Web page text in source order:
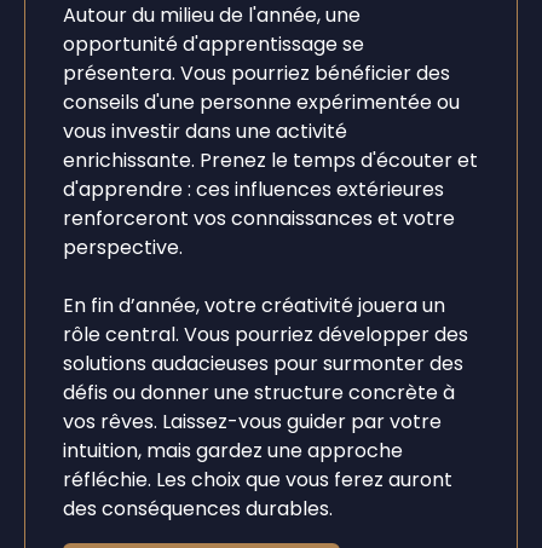
Autour du milieu de l'année, une
opportunité d'apprentissage se
présentera. Vous pourriez bénéficier des
conseils d'une personne expérimentée ou
vous investir dans une activité
enrichissante. Prenez le temps d'écouter et
d'apprendre : ces influences extérieures
renforceront vos connaissances et votre
perspective.
En fin d’année, votre créativité jouera un
rôle central. Vous pourriez développer des
solutions audacieuses pour surmonter des
défis ou donner une structure concrète à
vos rêves. Laissez-vous guider par votre
intuition, mais gardez une approche
réfléchie. Les choix que vous ferez auront
des conséquences durables.